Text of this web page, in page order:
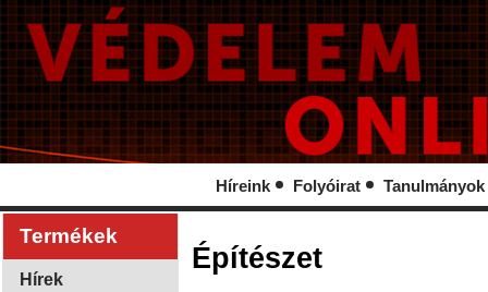
Híreink Folyóirat Tanulmányok
Termékek
Hírek
Építészet